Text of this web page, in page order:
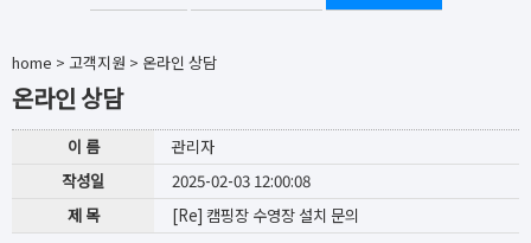
home > 고객지원 > 온라인 상담
온라인 상담
이 름
관리자
작성일
2025-02-03 12:00:08
제 목
[Re] 캠핑장 수영장 설치 문의